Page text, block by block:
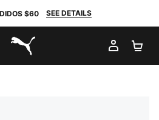
$60 SEE DETAILS
PUMA.com
MI